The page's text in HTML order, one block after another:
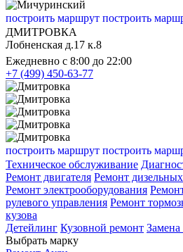
построить маршрут построить
ДМИТРОВКА
Лобненская д.17 к.8
Ежедневно с 8:00 до 22:00
+7 (499) 450-63-77
построить маршрут построить
Техническое обслуживание
Ремонт двигателя Ремонт
Ремонт электрооборудования
рулевого управления Ремонт
кузова
Детейлинг Кузовной ремонт Замена
Выбрать марку